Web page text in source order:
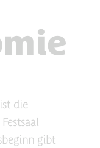
die
gibt